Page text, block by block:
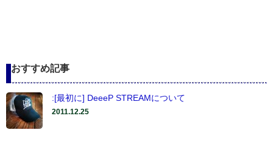
おすすめ記事
:[最初に] DeeeP STREAMについて
2011.12.25